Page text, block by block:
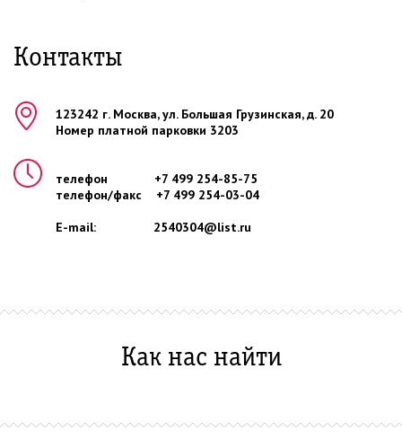
Контакты
123242 г. Москва, ул. Большая Грузинская, д. 20
Номер платной парковки 3203
телефон +7 499 254-85-75
телефон/факс +7 499 254-03-04
E-mail: 2540304@list.ru
Как нас найти